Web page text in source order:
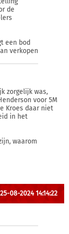
de
een bod
verkopen
zorgelijk was,
voor 5M
Kroes daar niet
in het
waarom
25-08-2024 14:14:22